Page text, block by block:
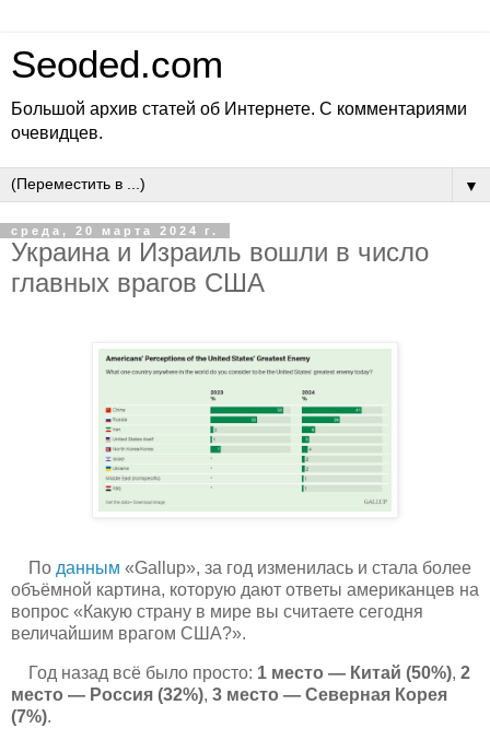
Seoded.com
Большой архив статей об Интернете. С комментариями
очевидцев.
▼
среда, 20 марта 2024 г.
Украина и Израиль вошли в число
главных врагов США
По данным «Gallup», за год изменилась и стала более
объёмной картина, которую дают ответы американцев на
вопрос «Какую страну в мире вы считаете сегодня
величайшим врагом США?».
Год назад всё было просто: 1 место — Китай (50%), 2
место — Россия (32%), 3 место — Северная Корея
(7%).